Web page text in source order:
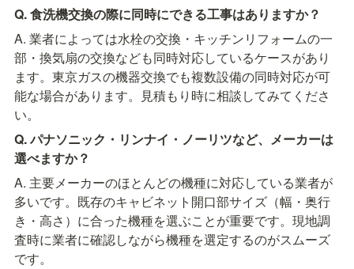
Q. 食洗機交換の際に同時にできる工事はありますか？
A. 業者によっては水栓の交換・キッチンリフォームの一
部・換気扇の交換なども同時対応しているケースがあり
ます。東京ガスの機器交換でも複数設備の同時対応が可
能な場合があります。見積もり時に相談してみてくださ
い。
Q. パナソニック・リンナイ・ノーリツなど、メーカーは
選べますか？
A. 主要メーカーのほとんどの機種に対応している業者が
多いです。既存のキャビネット開口部サイズ（幅・奥行
き・高さ）に合った機種を選ぶことが重要です。現地調
査時に業者に確認しながら機種を選定するのがスムーズ
です。